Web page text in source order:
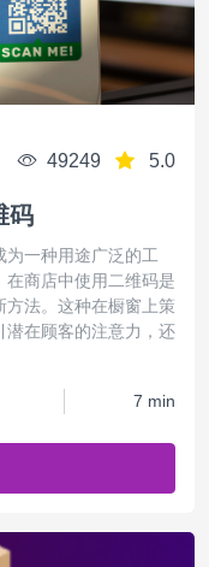
49249 5.0
码
为一种用途广泛的工
商店中使用二维码是
法。这种在橱窗上策
潜在顾客的注意力，还
7 min